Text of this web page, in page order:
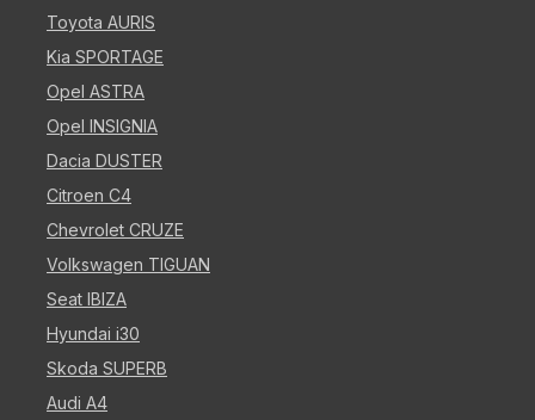
Toyota AURIS
Kia SPORTAGE
Opel ASTRA
Opel INSIGNIA
Dacia DUSTER
Citroen C4
Chevrolet CRUZE
Volkswagen TIGUAN
Seat IBIZA
Hyundai i30
Skoda SUPERB
Audi A4